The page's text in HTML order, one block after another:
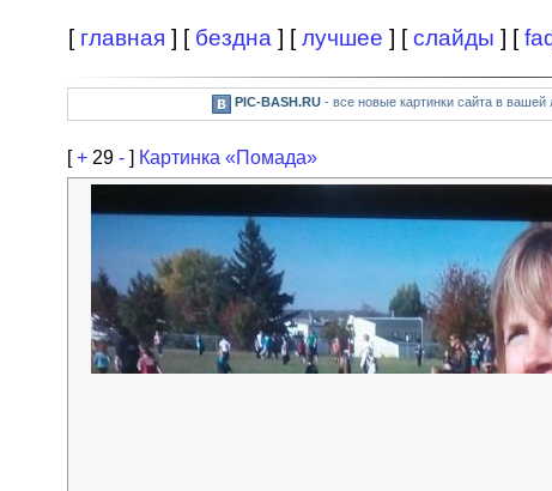
[ главная ] [ бездна ] [лучшее ] [слайды ] [
PIC-BASH.RU- все новые картинки сайта в вашей
[+ 29 - ] Картинка «Помада»